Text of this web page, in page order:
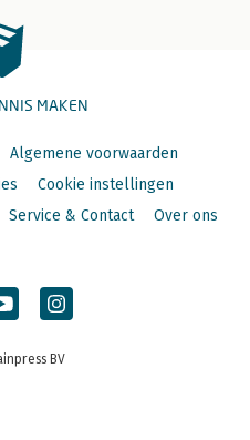
MAKEN
Algemene voorwaarden
Cookie instellingen
Service & Contact Over ons
BV